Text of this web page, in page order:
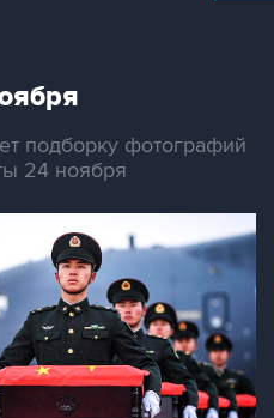
подборку фотографий
24 ноября